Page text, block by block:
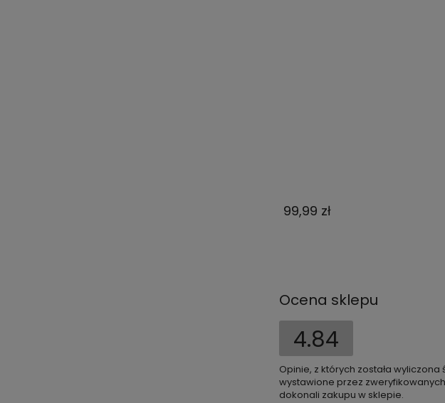
99,99 zł
Ocena sklepu
4.84
Opinie, z których została wyliczona
wystawione przez
dokonali zakupu w sklepie.